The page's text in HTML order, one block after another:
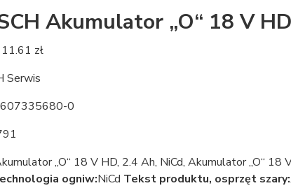
Akumulator „O“ 18 V
zł
Serwis
0
„O“ 18 V HD, 2.4 Ah, NiCd, Akumulator „O“ 18
ogniw:NiCd Tekst produktu, osprzęt szary: